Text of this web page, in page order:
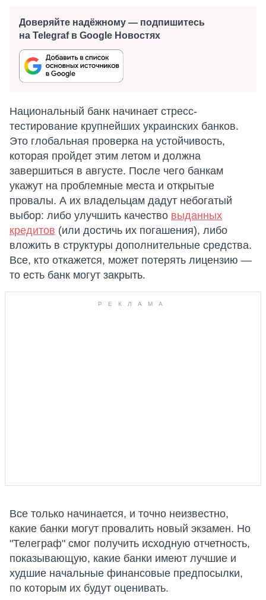
Доверяйте надёжному — подпишитесь
на Telegraf в Google Новостях
Национальный банк начинает стресс-
тестирование крупнейших украинских банков.
Это глобальная проверка на устойчивость,
которая пройдет этим летом и должна
завершиться в августе. После чего банкам
укажут на проблемные места и открытые
провалы. А их владельцам дадут небогатый
выбор: либо улучшить качество выданных
кредитов (или достичь их погашения), либо
вложить в структуры дополнительные средства.
Все, кто откажется, может потерять лицензию —
то есть банк могут закрыть.
Все только начинается, и точно неизвестно,
какие банки могут провалить новый экзамен. Но
"Телеграф" смог получить исходную отчетность,
показывающую, какие банки имеют лучшие и
худшие начальные финансовые предпосылки,
по которым их будут оценивать.